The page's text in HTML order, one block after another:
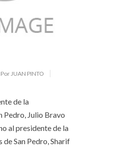
Por JUAN PINTO
de la
Pedro, Julio Bravo
al presidente de la
San Pedro, Sharif